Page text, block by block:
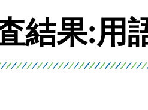
結果:用